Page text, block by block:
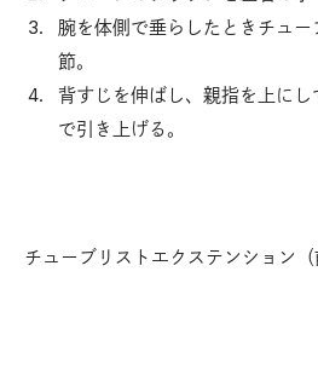
腕を体側で垂らしたときチュ
節。
背すじを伸ばし、親指を上に
で引き上げる。
チューブリストエクステンション（